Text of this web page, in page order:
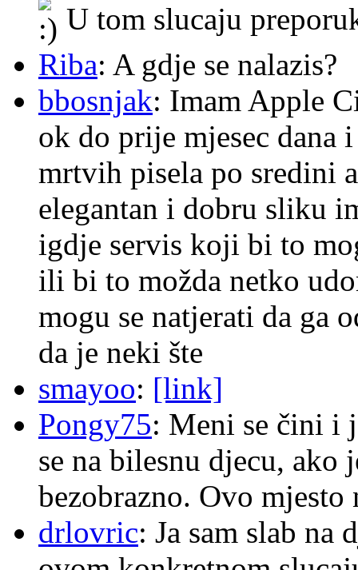
U tom slucaju
Riba: A gdje se nalazis?
bbosnjak: Imam Apple
ok do prije mjesec dana
mrtvih pisela po sredini
elegantan i dobru sliku
igdje servis koji bi to
ili bi to možda netko
mogu se natjerati da ga
da je neki šte
smayoo: [link]
Pongy75: Meni se čini i
se na bilesnu djecu, ako
bezobrazno. Ovo
drlovric: Ja sam slab na